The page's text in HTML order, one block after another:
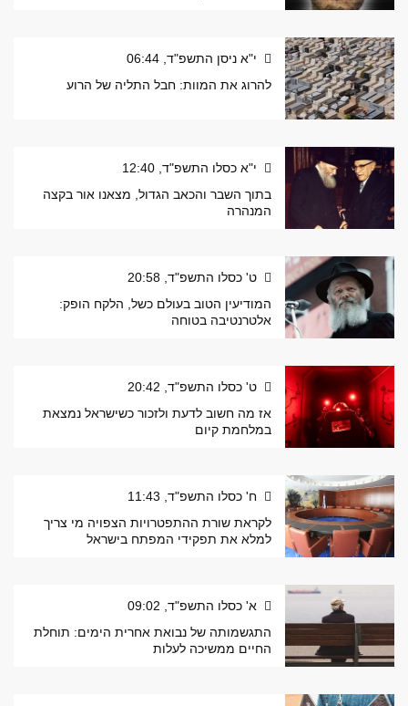
י"א ניסן התשפ"ד, 06:44
להרוג את המוות: חבל התליה של הרוע
י"א כסלו התשפ"ד, 12:40
בתוך השבר והכאב הגדול, מצאנו אור בקצה
המנהרה
ט' כסלו התשפ"ד, 20:58
המודיעין הטוב בעולם כשל, הלקח הופק:
אלטרנטיבה בטוחה
ט' כסלו התשפ"ד, 20:42
אז מה חשוב לדעת ולזכור כשישראל נמצאת
במלחמת קיום
ח' כסלו התשפ"ד, 11:43
לקראת שורת ההתפטרויות הצפויה מי צריך
למלא את תפקידי המפתח בישראל
א' כסלו התשפ"ד, 09:02
התגשמותה של נבואת אחרית הימים: תוחלת
החיים ממשיכה לעלות